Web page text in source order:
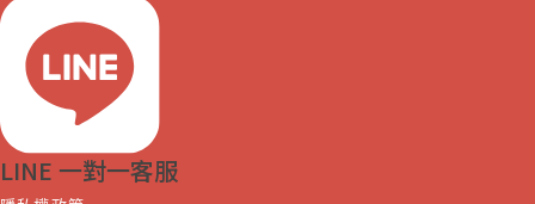
LINE 一對一客服